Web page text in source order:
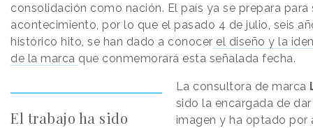
consolidación como nación. El país ya se prepara para
acontecimiento, por lo que el pasado 4 de julio, seis
histórico hito, se han dado a conocer el diseño y la
de la marca que conmemorará esta señalada fecha.
El trabajo ha sido
La consultora de marca
sido la encargada de
imagen y ha optado por